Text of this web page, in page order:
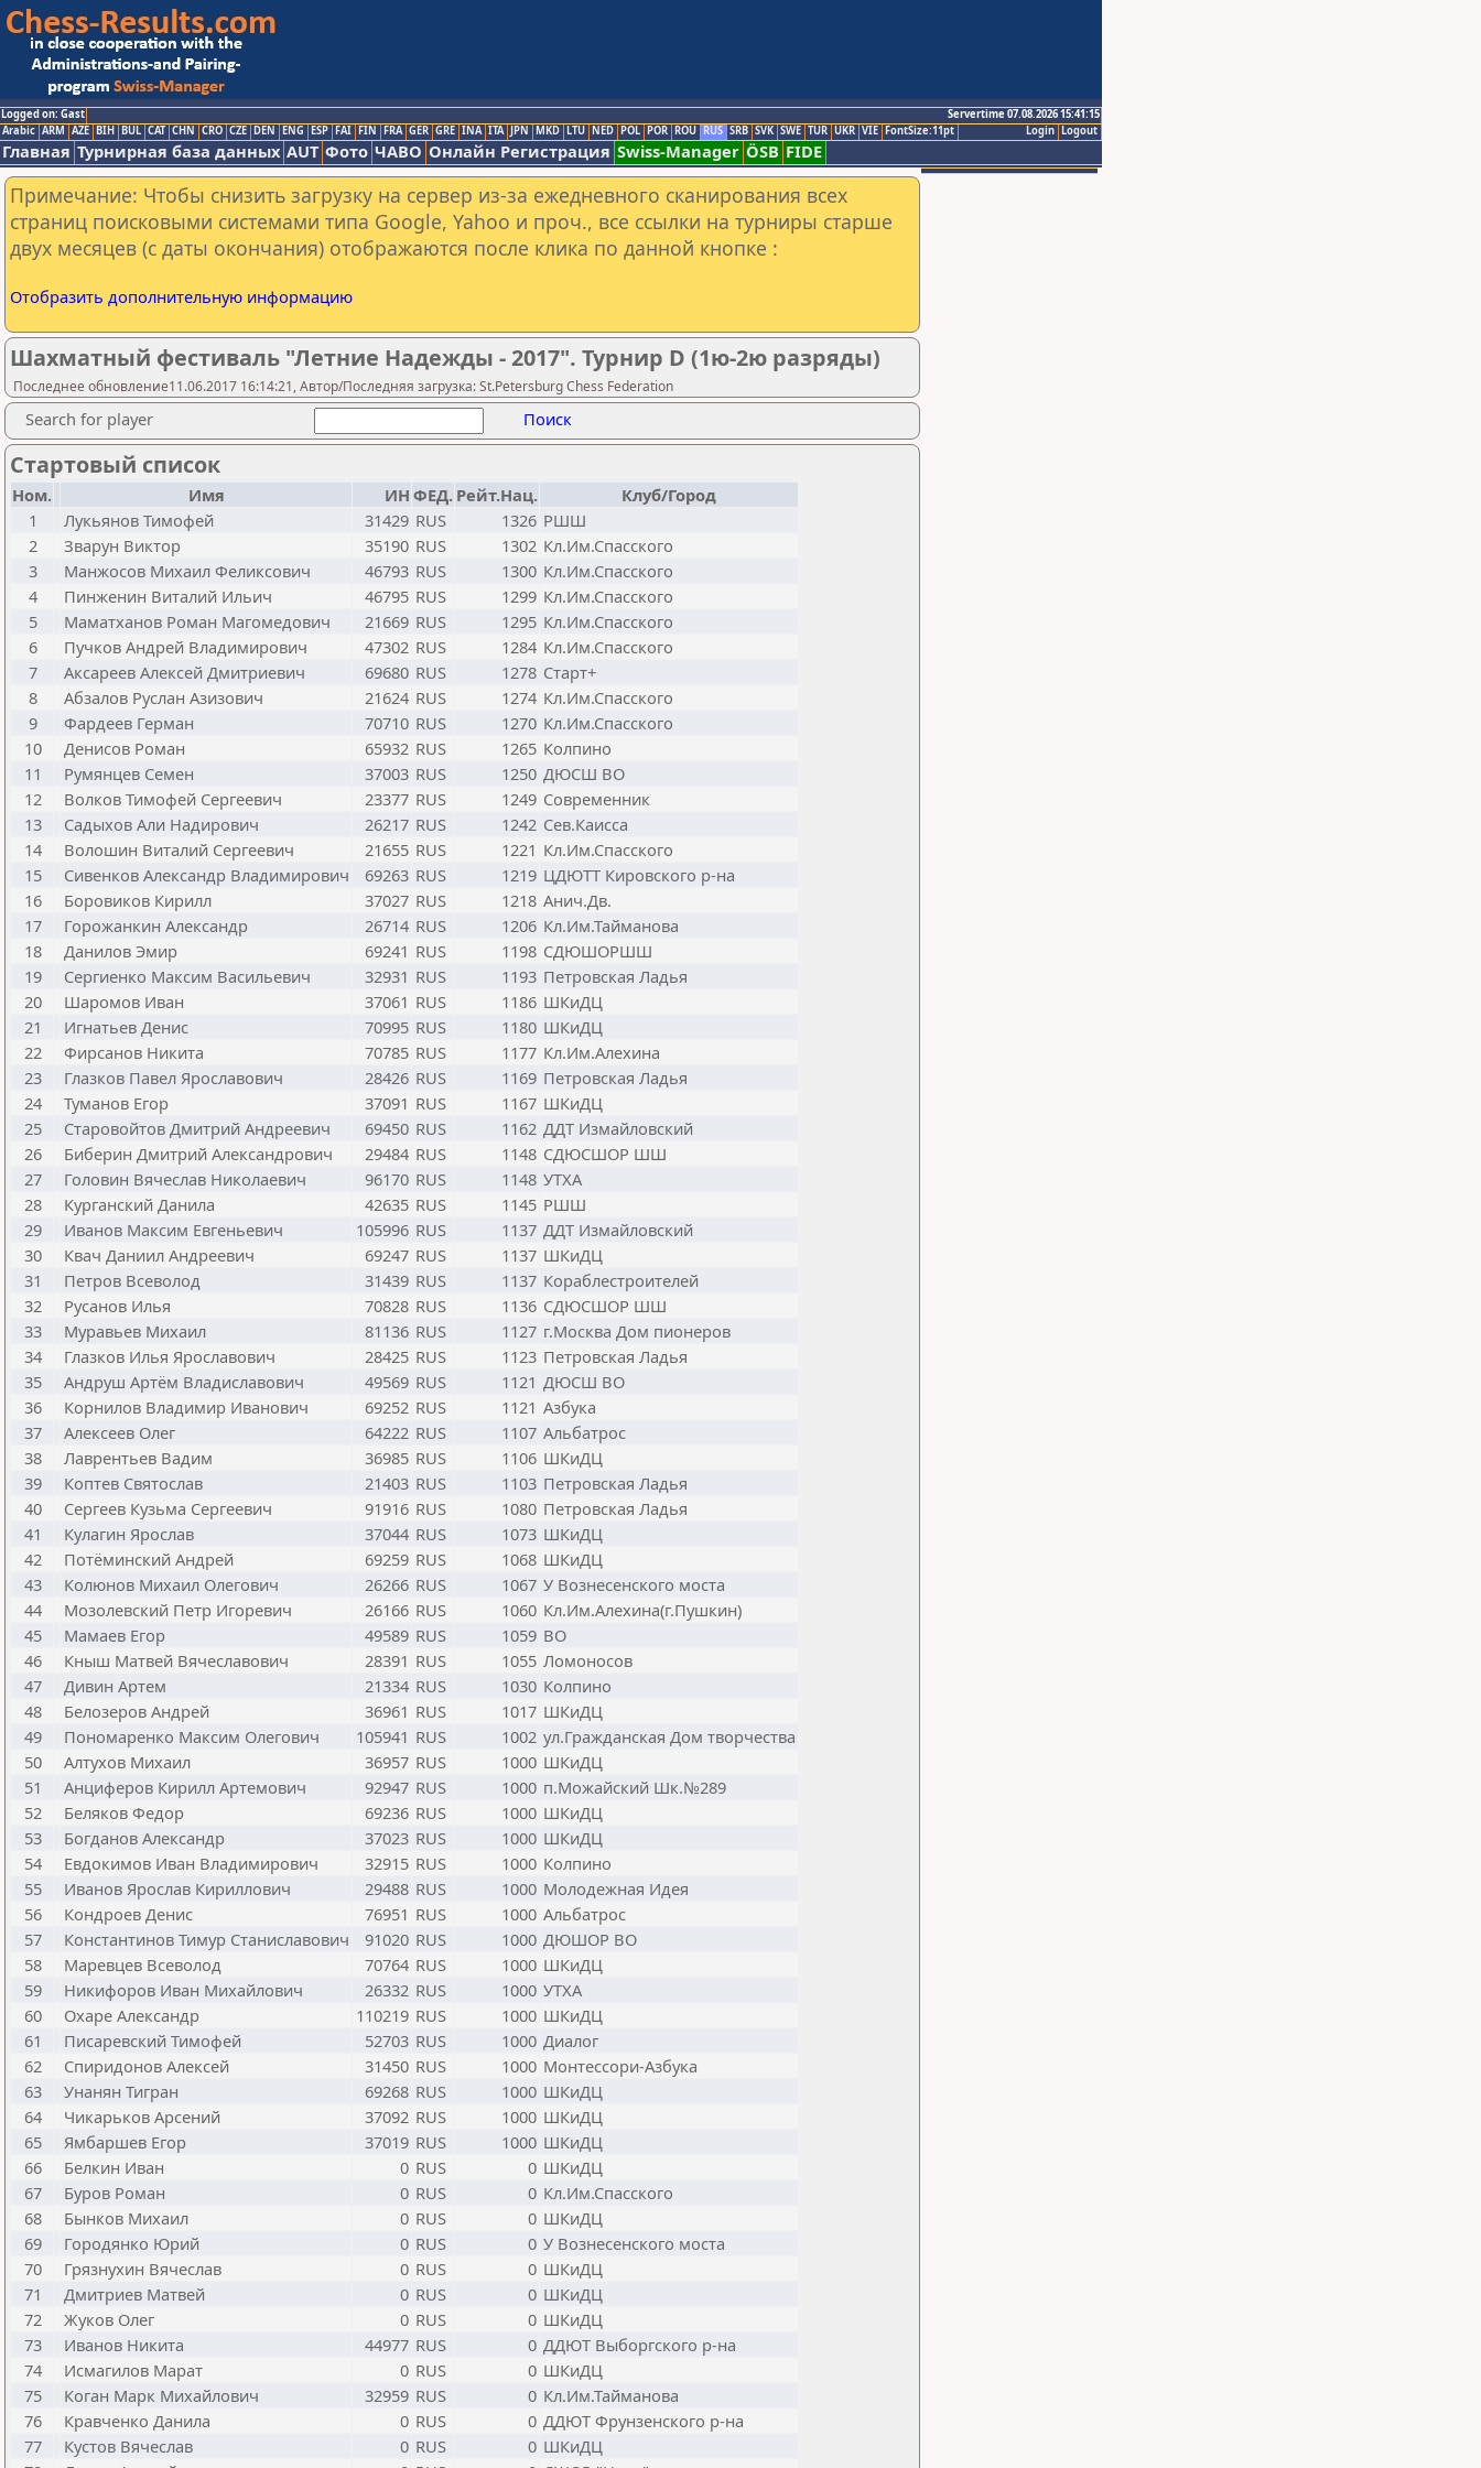
Logged on: Gast
Servertime 07.08.2026 15:41:15
Logout
Login
Arabic ARM AZE BIH BUL CAT CHN CRO CZE DEN ENG ESP FAI FIN FRA GER GRE INA ITA JPN MKD LTU NED POL POR ROU RUS SRB SVK SWE TUR UKR VIE FontSize:11pt
Главная Турнирная база данных AUT Фото ЧАВО Онлайн Регистрация Swiss-Manager ÖSB FIDE
Примечание: Чтобы снизить загрузку на сервер из-за ежедневного сканирования всех
страниц поисковыми системами типа Google, Yahoo и проч., все ссылки на турниры старше
двух месяцев (с даты окончания) отображаются после клика по данной кнопке :
Отобразить дополнительную информацию
Шахматный фестиваль "Летние Надежды - 2017". Турнир D (1ю-2ю разряды)
Последнее обновление11.06.2017 16:14:21, Автор/Последняя загрузка: St.Petersburg Chess Federation
Search for player Поиск
Стартовый список
Ном. Имя ИН ФЕД. Рейт.Нац.
Клуб/Город
1
Лукьянов Тимофей 31429 RUS 1326 РШШ
2
Зварун Виктор 35190 RUS 1302 Кл.Им.Спасского
3
Манжосов Михаил Феликсович 46793 RUS 1300 Кл.Им.Спасского
4
Пинженин Виталий Ильич 46795 RUS 1299 Кл.Им.Спасского
5
Маматханов Роман Магомедович 21669 RUS 1295 Кл.Им.Спасского
6
Пучков Андрей Владимирович 47302 RUS 1284 Кл.Им.Спасского
7
Аксареев Алексей Дмитриевич 69680 RUS 1278 Старт+
8
Абзалов Руслан Азизович 21624 RUS 1274 Кл.Им.Спасского
9
Фардеев Герман 70710 RUS 1270 Кл.Им.Спасского
10
Денисов Роман 65932 RUS 1265 Колпино
11
Румянцев Семен 37003 RUS 1250 ДЮСШ ВО
12
Волков Тимофей Сергеевич 23377 RUS 1249 Современник
13
Садыхов Али Надирович 26217 RUS 1242 Сев.Каисса
14
Волошин Виталий Сергеевич 21655 RUS 1221 Кл.Им.Спасского
15
Сивенков Александр Владимирович 69263 RUS 1219 ЦДЮТТ Кировского р-на
16
Боровиков Кирилл 37027 RUS 1218 Анич.Дв.
17
Горожанкин Александр 26714 RUS 1206 Кл.Им.Тайманова
18
Данилов Эмир 69241 RUS 1198 СДЮШОРШШ
19
Сергиенко Максим Васильевич 32931 RUS 1193 Петровская Ладья
20
Шаромов Иван 37061 RUS 1186 ШКиДЦ
21
Игнатьев Денис 70995 RUS 1180 ШКиДЦ
22
Фирсанов Никита 70785 RUS 1177 Кл.Им.Алехина
23
Глазков Павел Ярославович 28426 RUS 1169 Петровская Ладья
24
Туманов Егор 37091 RUS 1167 ШКиДЦ
25
Старовойтов Дмитрий Андреевич 69450 RUS 1162 ДДТ Измайловский
26
Биберин Дмитрий Александрович 29484 RUS 1148 СДЮСШОР ШШ
27
Головин Вячеслав Николаевич 96170 RUS 1148 УТХА
28
Курганский Данила 42635 RUS 1145 РШШ
29
Иванов Максим Евгеньевич 105996 RUS 1137 ДДТ Измайловский
30
Квач Даниил Андреевич 69247 RUS 1137 ШКиДЦ
31
Петров Всеволод 31439 RUS 1137 Кораблестроителей
32
Русанов Илья 70828 RUS 1136 СДЮСШОР ШШ
33
Муравьев Михаил 81136 RUS 1127 г.Москва Дом пионеров
34
Глазков Илья Ярославович 28425 RUS 1123 Петровская Ладья
35
Андруш Артём Владиславович 49569 RUS 1121 ДЮСШ ВО
36
Корнилов Владимир Иванович 69252 RUS 1121 Азбука
37
Алексеев Олег 64222 RUS 1107 Альбатрос
38
Лаврентьев Вадим 36985 RUS 1106 ШКиДЦ
39
Коптев Святослав 21403 RUS 1103 Петровская Ладья
40
Сергеев Кузьма Сергеевич 91916 RUS 1080 Петровская Ладья
41
Кулагин Ярослав 37044 RUS 1073 ШКиДЦ
42
Потёминский Андрей 69259 RUS 1068 ШКиДЦ
43
Колюнов Михаил Олегович 26266 RUS 1067 У Вознесенского моста
44
Мозолевский Петр Игоревич 26166 RUS 1060 Кл.Им.Алехина(г.Пушкин)
45
Мамаев Егор 49589 RUS 1059 ВО
46
Кныш Матвей Вячеславович 28391 RUS 1055 Ломоносов
47
Дивин Артем 21334 RUS 1030 Колпино
48
Белозеров Андрей 36961 RUS 1017 ШКиДЦ
49
Пономаренко Максим Олегович 105941 RUS 1002 ул.Гражданская Дом творчества
50
Алтухов Михаил 36957 RUS 1000 ШКиДЦ
51
Анциферов Кирилл Артемович 92947 RUS 1000 п.Можайский Шк.№289
52
Беляков Федор 69236 RUS 1000 ШКиДЦ
53
Богданов Александр 37023 RUS 1000 ШКиДЦ
54
Евдокимов Иван Владимирович 32915 RUS 1000 Колпино
55
Иванов Ярослав Кириллович 29488 RUS 1000 Молодежная Идея
56
Кондроев Денис 76951 RUS 1000 Альбатрос
57
Константинов Тимур Станиславович 91020 RUS 1000 ДЮШОР ВО
58
Маревцев Всеволод 70764 RUS 1000 ШКиДЦ
59
Никифоров Иван Михайлович 26332 RUS 1000 УТХА
60
Охаре Александр 110219 RUS 1000 ШКиДЦ
61
Писаревский Тимофей 52703 RUS 1000 Диалог
62
Спиридонов Алексей 31450 RUS 1000 Монтессори-Азбука
63
Унанян Тигран 69268 RUS 1000 ШКиДЦ
64
Чикарьков Арсений 37092 RUS 1000 ШКиДЦ
65
Ямбаршев Егор 37019 RUS 1000 ШКиДЦ
66
Белкин Иван 0 RUS 0 ШКиДЦ
67
Буров Роман 0 RUS 0 Кл.Им.Спасского
68
Бынков Михаил 0 RUS 0 ШКиДЦ
69
Городянко Юрий 0 RUS 0 У Вознесенского моста
70
Грязнухин Вячеслав 0 RUS 0 ШКиДЦ
71
Дмитриев Матвей 0 RUS 0 ШКиДЦ
72
Жуков Олег 0 RUS 0 ШКиДЦ
73
Иванов Никита 44977 RUS 0 ДДЮТ Выборгского р-на
74
Исмагилов Марат 0 RUS 0 ШКиДЦ
75
Коган Марк Михайлович 32959 RUS 0 Кл.Им.Тайманова
76
Кравченко Данила 0 RUS 0 ДДЮТ Фрунзенского р-на
77
Кустов Вячеслав 0 RUS 0 ШКиДЦ